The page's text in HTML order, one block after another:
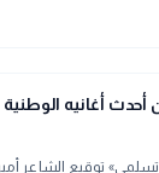
البروتوكولي
أغانيه
توقيع الشاعر